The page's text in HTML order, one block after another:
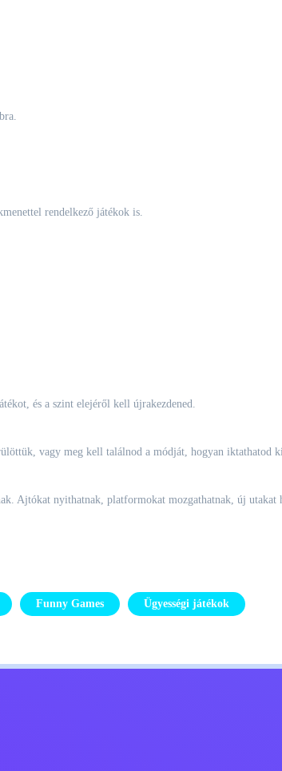
rendelkező játékok is.
és a szint elejéről kell újrakezdened.
vagy meg kell találnod a módját, hogyan iktathatod
Ajtókat nyithatnak, platformokat mozgathatnak, új utakat
Funny Games Ügyességi játékok